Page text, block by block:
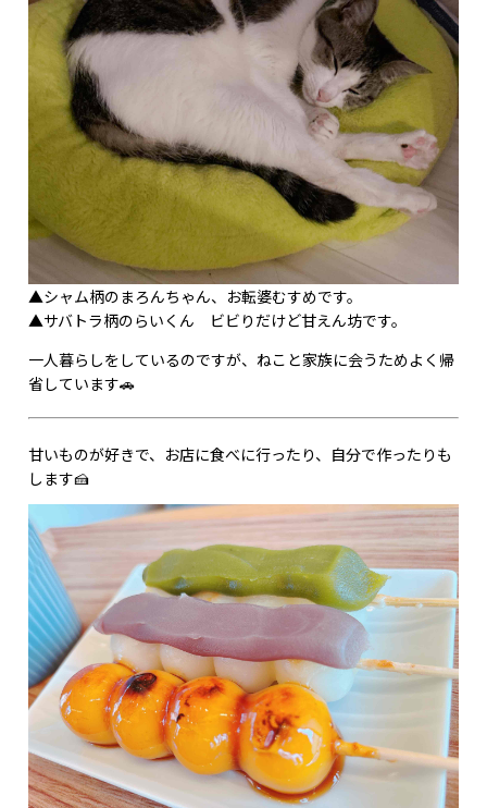
▲シャム柄のまろんちゃん、お転婆むすめです。
▲サバトラ柄のらいくん ビビりだけど甘えん坊です。
一人暮らしをしているのですが、ねこと家族に会うためよく帰
省しています🚗
甘いものが好きで、お店に食べに行ったり、自分で作ったりも
します🍰